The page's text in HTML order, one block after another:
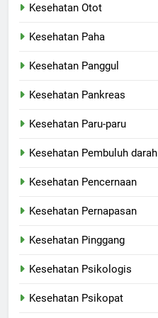
Kesehatan Otot
Kesehatan Paha
Kesehatan Panggul
Kesehatan Pankreas
Kesehatan Paru-paru
Kesehatan Pembuluh darah
Kesehatan Pencernaan
Kesehatan Pernapasan
Kesehatan Pinggang
Kesehatan Psikologis
Kesehatan Psikopat